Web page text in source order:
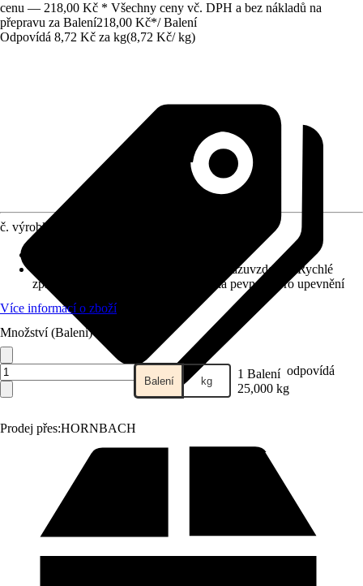
cenu — 218,00 Kč * Všechny ceny vč. DPH a bez nákladů na
přepravu za Balení218,00 Kč*/ Balení
Odpovídá 8,72 Kč za kg(8,72 Kč/ kg)
Prodej přes:HORNBACH
č. výrobku
Jednoduché zpracování, Mrazuvzdorné, Rychlé
zpracování, Rychle tvrdnoucí, Vysoká pevnost, Pro upevnění
Více informací o zboží
Množství (Balení)
Balení kg 1 Balení odpovídá
25,000 kg